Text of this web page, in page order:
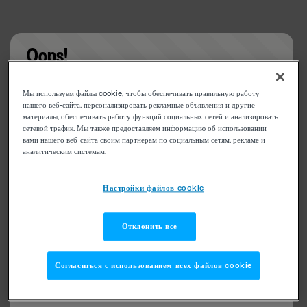
Oops!
Something went wrong. Please try refreshing the
app
Мы используем файлы cookie, чтобы обеспечивать правильную работу
нашего веб-сайта, персонализировать рекламные объявления и другие
материалы, обеспечивать работу функций социальных сетей и анализировать
сетевой трафик. Мы также предоставляем информацию об использовании
вами нашего веб-сайта своим партнерам по социальным сетям, рекламе и
аналитическим системам.
Настройки файлов cookie
Отклонить все
Согласиться с использованием всех файлов cookie